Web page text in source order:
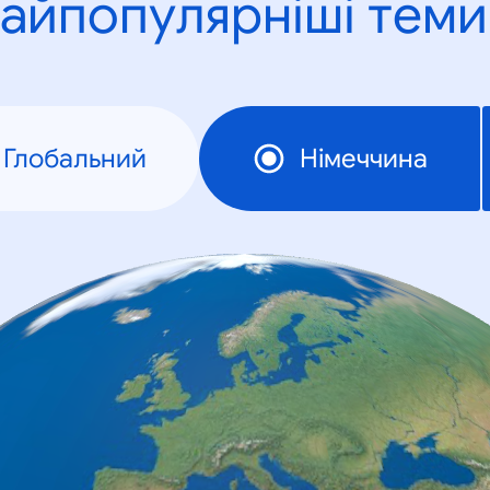
Глобальний Німеччина